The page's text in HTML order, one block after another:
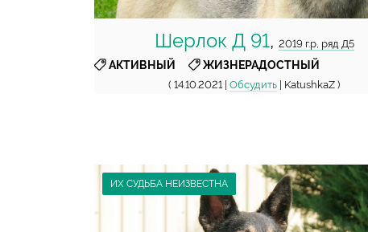
Шерлок Д 91, 2019 г.р, ряд Д5
АКТИВНЫЙ
ЖИЗНЕРАДОСТНЫЙ
( 14.10.2021 |Обсудить | KatushkaZ )
ИХ СУДЬБА НЕИЗВЕСТНА